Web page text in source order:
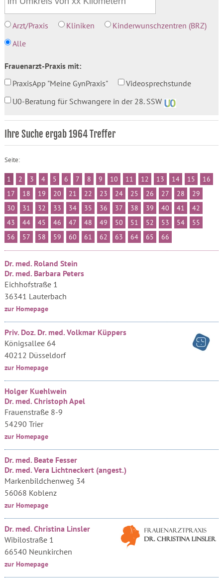
Arzt/Praxis Kliniken
Kinderwunschzentren (BRZ)
Alle
Frauenarzt-Praxis mit:
PraxisApp "Meine GynPraxis"
Videosprechstunde
U0-Beratung für Schwangere in der 28. SSW
Ihre Suche ergab 1964 Treffer
Seite:
1 2 3 4 5 6 7 8 9 10 11 12 13 14 15
16
17
18 19 20 21 22 23 24 25 26 27 28
29
30
31 32 33 34 35 36 37 38 39 40 41
42
43
44 45 46 47 48 49 50 51 52 53 54
55
56
57 58 59 60 61 62 63 64 65 66
Dr. med. Roland Stein
Dr. med. Barbara Peters
Eichhofstraße 1
36341 Lauterbach
zur Homepage
Priv. Doz. Dr. med. Volkmar Küppers
Königsallee 64
40212 Düsseldorf
zur Homepage
Holger Kuehlwein
Dr. med. Christoph Apel
Frauenstraße 8-9
54290 Trier
zur Homepage
Dr. med. Beate Fesser
Dr. med. Vera Lichtneckert (angest.)
Markenbildchenweg 34
56068 Koblenz
zur Homepage
Dr. med. Christina Linsler
Wibilostraße 1
66540 Neunkirchen
zur Homepage